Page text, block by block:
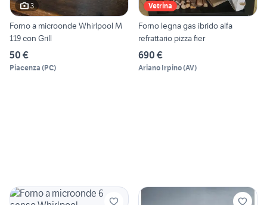
3
Forno a microonde Whirlpool M
119 con Grill
50 €
Piacenza (PC)
Vetrina
Forno legna gas ibrido alfa
refrattario pizza fier
690 €
Ariano Irpino(AV)